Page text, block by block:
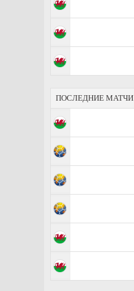
ПОСЛЕДНИЕ МАТЧИ